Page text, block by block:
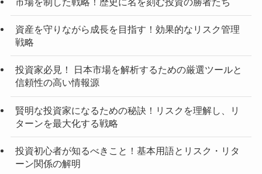
資産を守りながら成長を目指す！効果的なリスク管理
戦略
投資家必見！ 日本市場を解析するための厳選ツールと
信頼性の高い情報源
賢明な投資家になるための秘訣！リスクを理解し、リ
ターンを最大化する戦略
投資初心者が知るべきこと！基本用語とリスク・リタ
ーン関係の解明